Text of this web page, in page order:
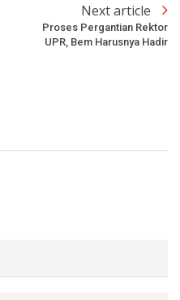
Next article
Proses Pergantian Rektor
UPR, Bem Harusnya Hadir